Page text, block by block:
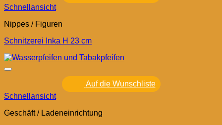
Schnellansicht
Nippes / Figuren
Schnitzerei Inka H 23 cm
Auf die Wunschliste
Schnellansicht
Geschäft / Ladeneinrichtung